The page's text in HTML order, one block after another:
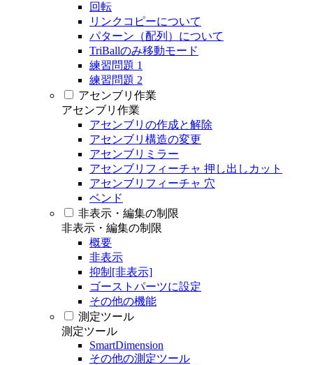
回転
リンクコピーについて
パターン（配列）について
TriBallのみ移動モード
練習問題 1
練習問題 2
アセンブリ作業
アセンブリ作業
アセンブリの作成と解除
アセンブリ構造の変更
アセンブリミラー
アセンブリフィーチャ 押し出しカット
アセンブリフィーチャ 穴
ベンド
非表示・編集の制限
非表示・編集の制限
概要
非表示
抑制[非表示]
ゴーストパーツに設定
その他の機能
測定ツール
測定ツール
SmartDimension
その他の測定ツール